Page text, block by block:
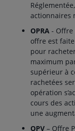
actionnaires
OPRA - Offre
offre est
pour
maximum
supérieur à
rachetées
opération
cours des
une
OPV – Offre